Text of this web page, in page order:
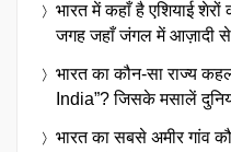
भारत में कहाँ है एशियाई
जगह जहाँ जंगल में आज़ादी
भारत का कौन-सा राज्य
India”? जिसके मसालें
भारत का सबसे अमीर गांव